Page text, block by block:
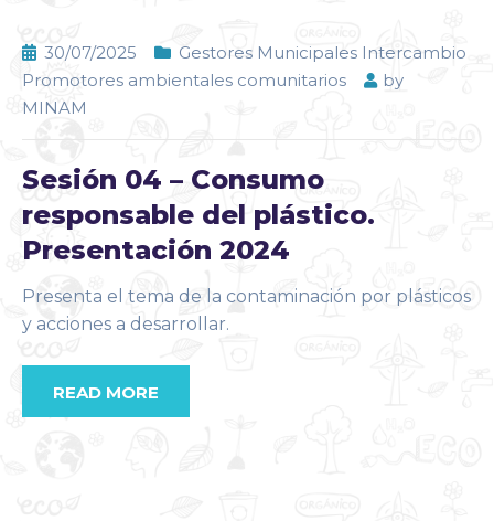
30/07/2025
Gestores Municipales Intercambio
Promotores ambientales comunitarios
by
MINAM
Sesión 04 – Consumo
responsable del plástico.
Presentación 2024
Presenta el tema de la contaminación por plásticos
y acciones a desarrollar.
READ MORE